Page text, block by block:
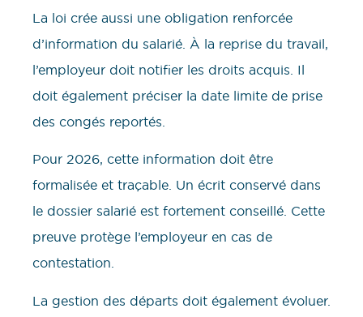
La loi crée aussi une obligation renforcée
d’information du salarié. À la reprise du travail,
l’employeur doit notifier les droits acquis. Il
doit également préciser la date limite de prise
des congés reportés.
Pour 2026, cette information doit être
formalisée et traçable. Un écrit conservé dans
le dossier salarié est fortement conseillé. Cette
preuve protège l’employeur en cas de
contestation.
La gestion des départs doit également évoluer.